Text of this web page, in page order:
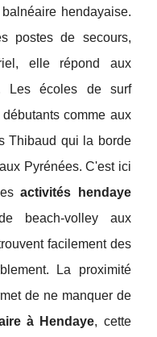
hendayaise.
postes de secours,
elle répond aux
Les écoles de surf
comme aux
Thibaud qui la borde
Pyrénées. C'est ici
activités hendaye
beach-volley aux
facilement des
La proximité
de ne manquer de
à Hendaye, cette